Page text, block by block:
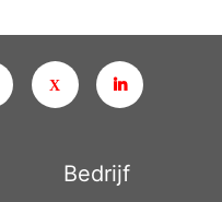
Bedrijf